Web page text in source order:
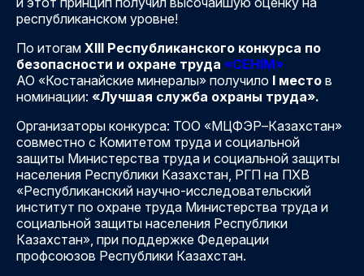
республиканском уровне!
По итогам XIII Республиканского конкурса по
безопасности и охране труда «СЕНІМ»
АО «Костанайские минералы» получило I место в
номинации: «Лучшая служба охраны труда».
Организаторы конкурса: ТОО «МЦФЭР–Казахстан»
совместно с Комитетом труда и социальной
защиты Министерства труда и социальной защиты
населения Республики Казахстан, РГП на ПХВ
«Республиканский научно-исследовательский
институт по охране труда Министерства труда и
социальной защиты населения Республики
Казахстан», при поддержке Федерации
профсоюзов Республики Казахстан.